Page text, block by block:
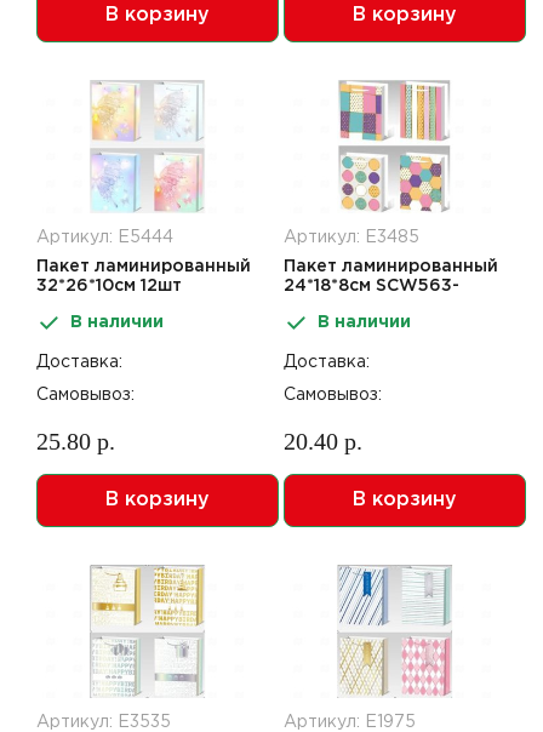
В корзину В корзину
Артикул: Е5444
Пакет ламинированный
32*26*10см 12шт
В наличии
Доставка:
Самовывоз:
25.80 р.
В корзину
Артикул: Е3485
Пакет ламинированный
24*18*8см SCW563-
В наличии
Доставка:
Самовывоз:
20.40 р.
В корзину
Артикул: Е3535
Артикул: Е1975